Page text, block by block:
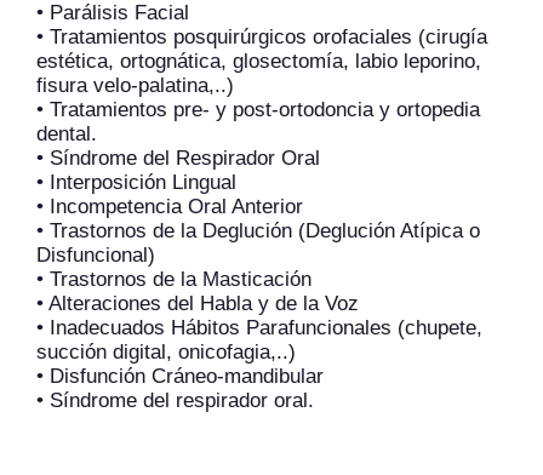
• Parálisis Facial
• Tratamientos posquirúrgicos orofaciales (cirugía
estética, ortognática, glosectomía, labio leporino,
fisura velo-palatina,..)
• Tratamientos pre- y post-ortodoncia y ortopedia
dental.
• Síndrome del Respirador Oral
• Interposición Lingual
• Incompetencia Oral Anterior
• Trastornos de la Deglución (Deglución Atípica o
Disfuncional)
• Trastornos de la Masticación
• Alteraciones del Habla y de la Voz
• Inadecuados Hábitos Parafuncionales (chupete,
succión digital, onicofagia,..)
• Disfunción Cráneo-mandibular
• Síndrome del respirador oral.